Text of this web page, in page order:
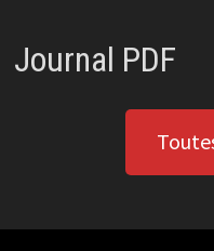
Journal PDF